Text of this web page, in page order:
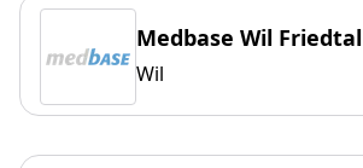
Medbase Wil Friedtal
Wil